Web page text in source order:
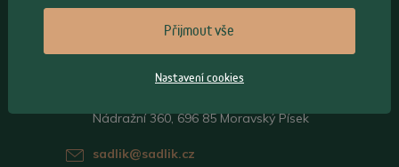
>
Nádražní 360, 696 85 Moravský Písek
sadlik@sadlik.cz
Přijmout vše
Nastavení cookies